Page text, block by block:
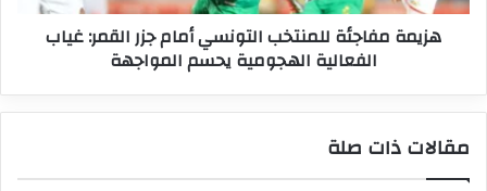
الفعالية
الهجوميةهزيمة مفاجئة للمنتخب التونسي أمام جزر القمر: غياب
الفعالية الهجومية يحسم المواجهة
مقالات ذات صلة